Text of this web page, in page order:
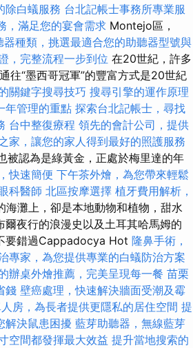
除白蟻服務 台北記帳士事務所專業服
，滿足您的宴會需求 Montejo區，
器種類，挑選最適合您的助聽器型號與
，完整流程一步到位 在20世紀，許多
通往“墨西哥冠軍”的豐富方式是20世紀
關鍵字搜尋技巧 搜尋引擎的運作原理
年管理的重點 探索台北記帳士，尋找
台中整復療程 領先的會計公司，提供
家，讓您的家人得到最好的照護服務
被認為是綠黃金，正處於梅里達的年
快速簡便 下午茶外燴，為您帶來輕鬆
科醫師 北區按摩選擇 植牙費用解析，
灘上，卻是本地動物和植物，甜水
夜行的浪漫史以及土耳其哈馬姆的
要錯過Cappadocya Hot 隆鼻手術，
專家，為您提供專業的白蟻防治方案
辦桌外燴推薦，完美呈現每一餐 苗栗
錢 壁癌處理，快速解決牆面受潮及霉
房，為長者提供更隱私的居住空間 提
解決鼠患困擾 藍芽助聽器，無線藍芽
空間都發揮最大效益 提升當地搜索的